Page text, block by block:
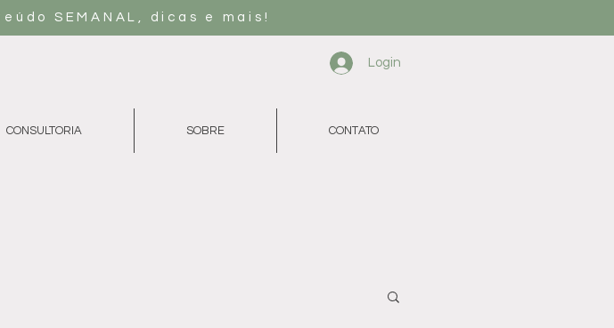
SEMANAL, dicas e mais!
Login
CONSULTORIA SOBRE CONTATO